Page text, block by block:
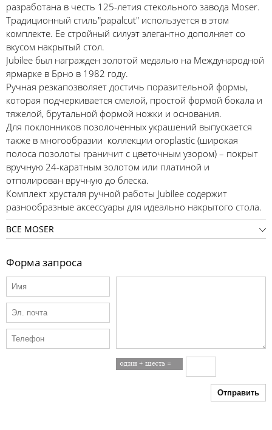
разработана в честь 125-летия стекольного завода Moser.
Традиционный стиль"papalcut" используется в этом
комплекте. Ее стройный силуэт элегантно дополняет со
вкусом накрытый стол.
Jubilee был награжден золотой медалью на Международной
ярмарке в Брно в 1982 году.
Ручная резкапозволяет достичь поразительной формы,
которая подчеркивается смелой, простой формой бокала и
тяжелой, брутальной формой ножки и основания.
Для поклонников позолоченных украшений выпускается
также в многообразии коллекции oroplastic (широкая
полоса позолоты граничит с цветочным узором) – покрыт
вручную 24-каратным золотом или платиной и
отполирован вручную до блеска.
Комплект хрусталя ручной работы Jubilee содержит
разнообразные аксессуары для идеально накрытого стола.
ВСЕ MOSER
Форма запроса
Отправить